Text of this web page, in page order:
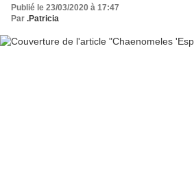
Publié le 23/03/2020 à 17:47
Par .Patricia